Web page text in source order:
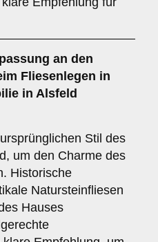
an den
Fliesenlegen in
in Alsfeld
Stil des
um den Charme des
Historische
Natursteinfliesen
Hauses